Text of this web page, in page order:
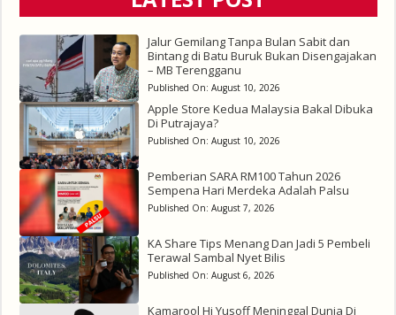
Jalur Gemilang Tanpa Bulan Sabit dan
Bintang di Batu Buruk Bukan Disengajakan
– MB Terengganu
Published On: August 10, 2026
Apple Store Kedua Malaysia Bakal Dibuka
Di Putrajaya?
Published On: August 10, 2026
Pemberian SARA RM100 Tahun 2026
Sempena Hari Merdeka Adalah Palsu
Published On: August 7, 2026
KA Share Tips Menang Dan Jadi 5 Pembeli
Terawal Sambal Nyet Bilis
Published On: August 6, 2026
Kamarool Hj Yusoff Meninggal Dunia Di